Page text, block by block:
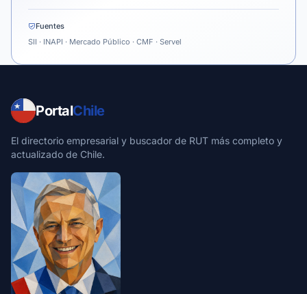
Fuentes
SII · INAPI · Mercado Público · CMF · Servel
PortalChile
El directorio empresarial y buscador de RUT más completo y
actualizado de Chile.